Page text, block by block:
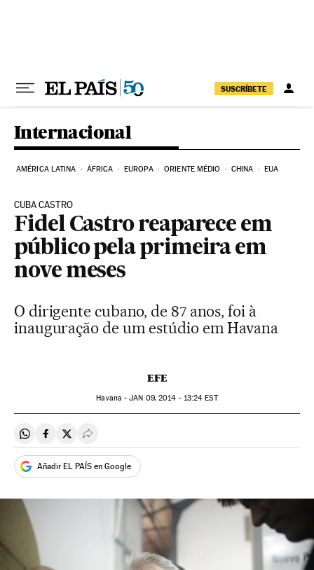
SUSCRÍBETE
Internacional
AMÉRICA LATINA ÁFRICA EUROPA ORIENTE MÉDIO CHINA EUA
CUBA CASTRO
Fidel Castro reaparece em
público pela primeira em
nove meses
O dirigente cubano, de 87 anos, foi à
inauguração de um estúdio em Havana
EFE
Havana -JAN 09, 2014 - 13:24 EST
Compartir en Whatsapp
Compartir en Facebook
Compartir en Twitter
Desplegar Redes Sociales
Añadir EL PAÍS en Google